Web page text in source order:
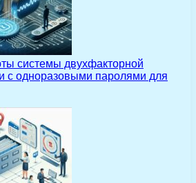
системы двухфакторной
с одноразовыми паролями для